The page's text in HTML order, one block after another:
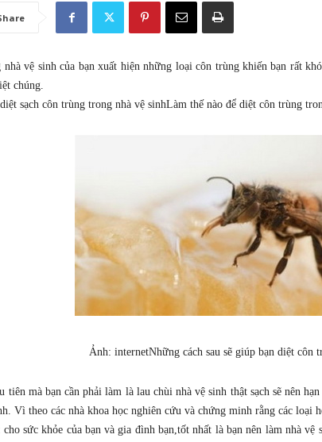
vệ sinh của bạn xuất hiện những loại côn trùng khiến bạn rất
chúng.
sạch côn trùng trong nhà vệ sinhLàm thế nào để diệt côn trùng
Ảnh: internetNhững cách sau sẽ giúp bạn diệt côn
tiên mà bạn cần phải làm là lau chùi nhà vệ sinh thật sạch sẽ nên
Vì theo các nhà khoa học nghiên cứu và chứng minh rằng các loại
sức khỏe của bạn và gia đình bạn,tốt nhất là bạn nên làm nhà